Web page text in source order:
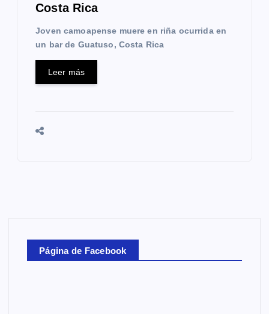
Costa Rica
Joven camoapense muere en riña ocurrida en
un bar de Guatuso, Costa Rica
Leer más
Página de Facebook